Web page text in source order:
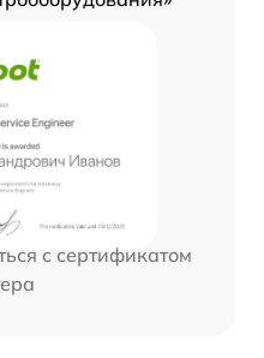
с сертификатом